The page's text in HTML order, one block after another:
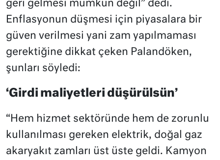
geri gelmesi mümkün değil” dedi.
Enflasyonun düşmesi için piyasalara bir
güven verilmesi yani zam yapılmaması
gerektiğine dikkat çeken Palandöken,
şunları söyledi:
‘Girdi maliyetleri düşürülsün’
“Hem hizmet sektöründe hem de zorunlu
kullanılması gereken elektrik, doğal gaz
akaryakıt zamları üst üste geldi. Kamyon